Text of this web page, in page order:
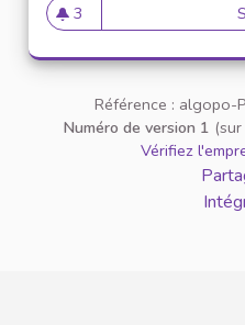
3
3 abonnés
Référence :
Numéro de version 1
Vérifiez